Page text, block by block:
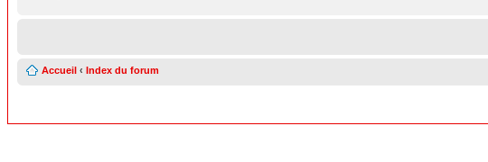
Accueil ‹ Index du forum